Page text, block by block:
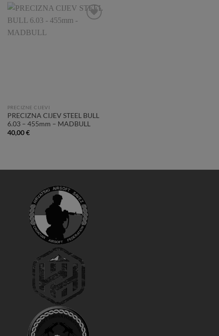
PRECIZNE CIJEVI
PRECIZNA CIJEV STEEL BULL
6.03 – 455mm – MADBULL
40,00€